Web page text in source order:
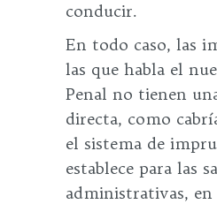
conducir.
En todo caso, las
las que habla el
Penal no tienen
directa, como
el sistema de
establece para las
administrativas,